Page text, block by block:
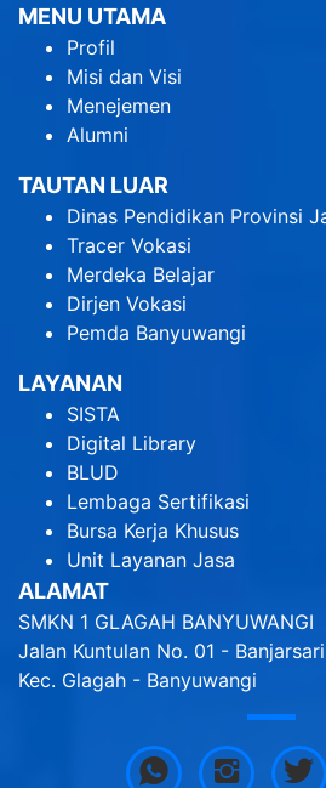
MENU UTAMA
Profil
Misi dan Visi
Menejemen
Alumni
TAUTAN LUAR
Dinas Pendidikan Provinsi
Tracer Vokasi
Merdeka Belajar
Dirjen Vokasi
Pemda Banyuwangi
LAYANAN
SISTA
Digital Library
BLUD
Lembaga Sertifikasi
Bursa Kerja Khusus
Unit Layanan Jasa
ALAMAT
SMKN 1 GLAGAH BANYUWANGI
Jalan Kuntulan No. 01 - Banjarsari
Kec. Glagah - Banyuwangi